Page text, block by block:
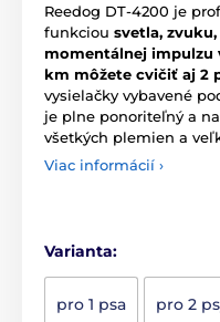
Reedog DT-4200 je
funkciou svetla,
momentálnej impulzu
km môžete cvičiť aj 2
vysielačky vybavené
je plne ponoriteľný a
všetkých plemien a
Viac informácií ›
Varianta:
pro 1 psa pro 2